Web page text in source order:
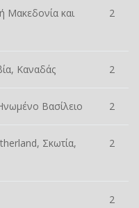
Μακεδονία και
2
Καναδάς 2
Βασίλειο 2
Σκωτία,
2
2